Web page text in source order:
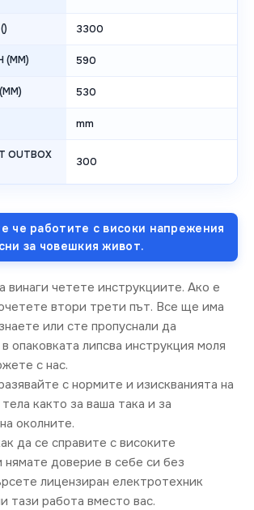
3300
(MM) 590
530
mm
OUTBOX
300
че работите с високи напрежения
за човешкия живот.
винаги четете инструкциите. Ако е
втори трети път. Все ще има
или сте пропуснали да
опаковката липсва инструкция моля
с нас.
с нормите и изискванията на
както за ваша така и за
околните.
да се справите с високите
нямате доверие в себе си без
лицензиран електротехник
тази работа вместо вас.